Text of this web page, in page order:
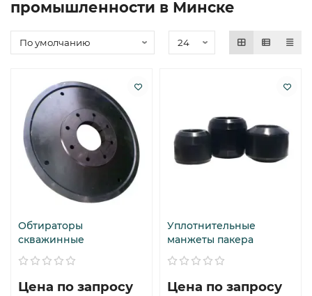
промышленности в Минске
Обтираторы
скважинные
Цена по запросу
Уплотнительные
манжеты пакера
Цена по запросу